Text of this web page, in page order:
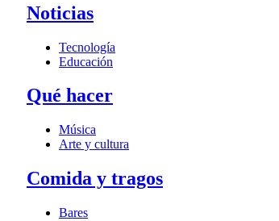
Noticias
Tecnología
Educación
Qué hacer
Música
Arte y cultura
Comida y tragos
Bares